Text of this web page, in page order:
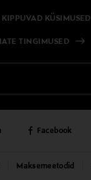
KÜSIMUSED
TINGIMUSED
Maksemeetodid
Facebook